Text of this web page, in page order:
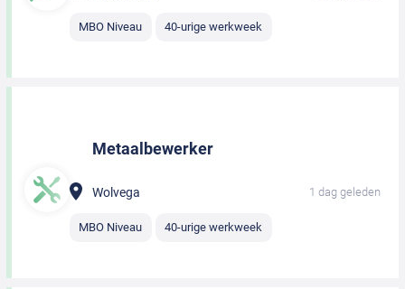
MBO Niveau 40-urige werkweek
Metaalbewerker
Wolvega 1 dag geleden
MBO Niveau 40-urige werkweek